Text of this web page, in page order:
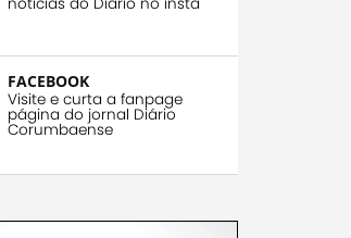
FACEBOOK
Visite e curta a fanpage
página do jornal Diário
Corumbaense